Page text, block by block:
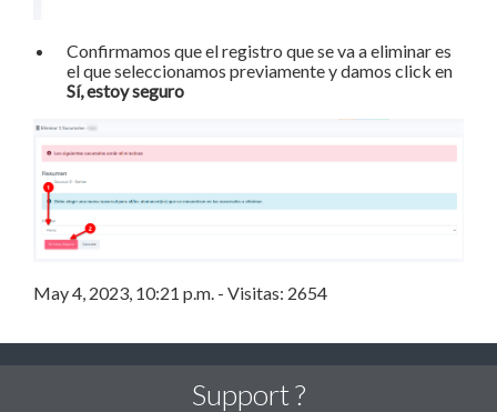
Confirmamos que el registro que se va a eliminar es
el que seleccionamos previamente y damos click en
Sí, estoy seguro
May 4, 2023, 10:21 p.m. - Visitas: 2654
Support ?